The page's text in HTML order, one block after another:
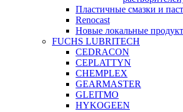
Пластичные смазки и
Renocast
Новые локальные
FUCHS LUBRITECH
CEDRACON
CEPLATTYN
CHEMPLEX
GEARMASTER
GLEITMO
HYKOGEEN